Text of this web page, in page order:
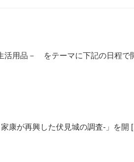
活用品－ をテーマに下記の日程で
康が再興した伏見城の調査‐」を開